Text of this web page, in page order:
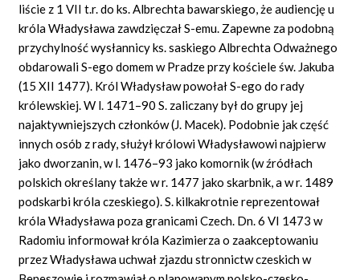
liście z 1 VII t.r. do ks. Albrechta bawarskiego, że audiencję u
króla Władysława zawdzięczał S-emu. Zapewne za podobną
przychylność wysłannicy ks. saskiego Albrechta Odważnego
obdarowali S-ego domem w Pradze przy kościele św. Jakuba
(15 XII 1477). Król Władysław powołał S-ego do rady
królewskiej. W l. 1471–90 S. zaliczany był do grupy jej
najaktywniejszych członków (J. Macek). Podobnie jak część
innych osób z rady, służył królowi Władysławowi najpierw
jako dworzanin, w l. 1476–93 jako komornik (w źródłach
polskich określany także w r. 1477 jako skarbnik, a w r. 1489
podskarbi króla czeskiego). S. kilkakrotnie reprezentował
króla Władysława poza granicami Czech. Dn. 6 VI 1473 w
Radomiu informował króla Kazimierza o zaakceptowaniu
przez Władysława uchwał zjazdu stronnictw czeskich w